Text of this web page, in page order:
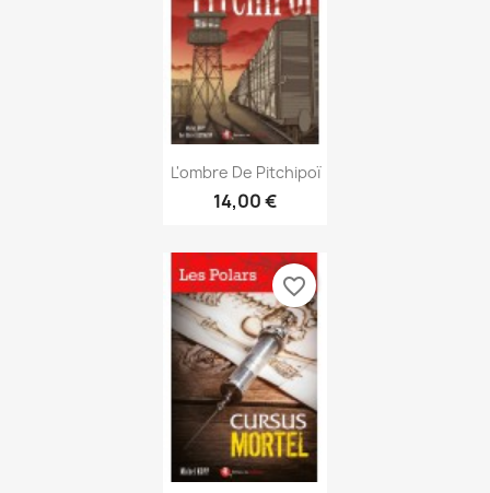
Aperçu rapide
L'ombre De Pitchipoï
14,00 €
favorite_border